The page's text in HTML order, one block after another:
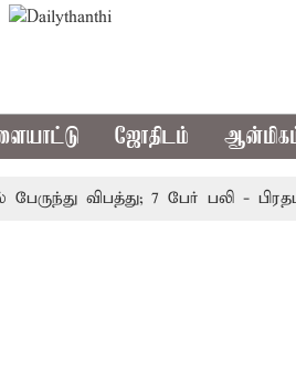
ஜோதிடம்
விபத்து; 7 பேர் பலி - பிரதமர்